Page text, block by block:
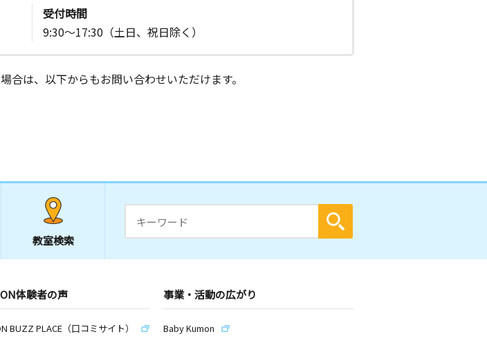
受付時間
9:30～17:30（土日、祝日除く）
合は、以下からもお問い合わせいただけます。
教室検索
体験者の声
BUZZ PLACE（口コミサイト）
事業・活動の広がり
Baby Kumon